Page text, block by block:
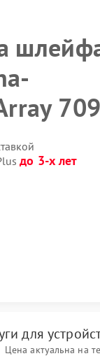
709
до 3-х лет
для
Цена актуальна на